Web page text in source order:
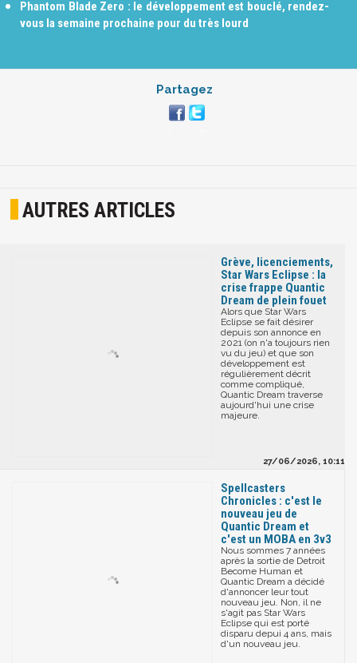
Phantom Blade Zero : le développement est bouclé, rendez-
vous la semaine prochaine pour du très lourd
Partagez
AUTRES ARTICLES
Grève, licenciements,
Star Wars Eclipse : la
crise frappe Quantic
Dream de plein fouet
Alors que Star Wars
Eclipse se fait désirer
depuis son annonce en
2021 (on n'a toujours rien
vu du jeu) et que son
développement est
régulièrement décrit
comme compliqué,
Quantic Dream traverse
aujourd'hui une crise
majeure.
27/06/2026, 10:11
Spellcasters
Chronicles : c'est le
nouveau jeu de
Quantic Dream et
c'est un MOBA en 3v3
Nous sommes 7 années
après la sortie de Detroit
Become Human et
Quantic Dream a décidé
d'annoncer leur tout
nouveau jeu. Non, il ne
s'agit pas Star Wars
Eclipse qui est porté
disparu depui 4 ans, mais
d'un nouveau jeu.